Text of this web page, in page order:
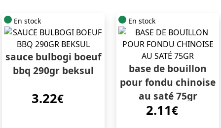
En stock
sauce bulbogi boeuf
bbq 290gr beksul
3.22€
En stock
base de bouillon
pour fondu chinoise
au saté 75gr
2.11€